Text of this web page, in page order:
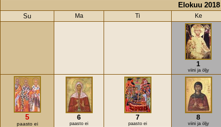
Elokuu 2018
Su Ma Ti Ke
1
viini ja öljy
5
paasto ei
6
paasto ei
7
paasto ei
8
viini ja öljy